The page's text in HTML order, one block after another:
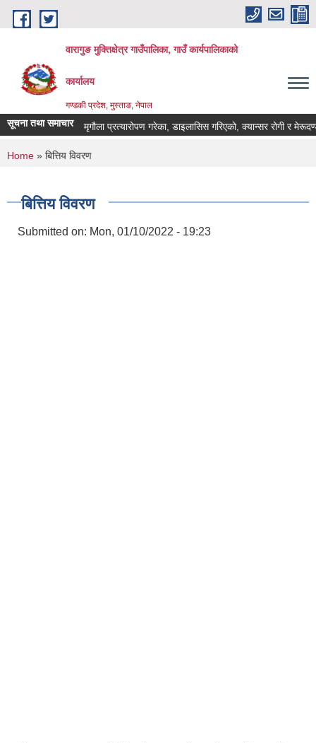
Skip to main content
वारागुङ मुक्तिक्षेत्र गाउँपालिका, गाउँ कार्यपालिकाको
कार्यालय
गण्डकी प्रदेश, मुस्ताङ, नेपाल
सूचना तथा समाचारमृगौला प्रत्यारोपण गरेका, डाइलासिस गरिएको, क्यान्सर रोगी र मेरूदण्ड
You are here
Home » बित्तिय विवरण
बित्तिय विवरण
Submitted on: Mon, 01/10/2022 - 19:23